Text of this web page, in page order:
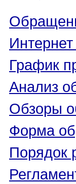
График
Анализ
Обзоры
Форма
Порядок